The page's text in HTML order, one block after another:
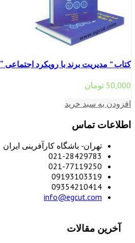
کتاب ” مدیریت برند با رویکرد اجتماعی “
50,000 تومان
افزودن به سبد خرید
اطلاعات تماس
تهران- باشگاه کارآفرینی ایران
021-28429783
021-77119250
09193103319
09354210414
info@egcut.com
آخرین مقالات